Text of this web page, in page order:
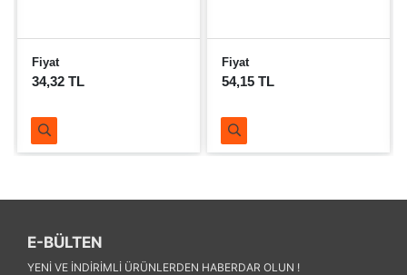
Fiyat
34,32 TL
Fiyat
54,15 TL
E-BÜLTEN
YENI VE INDIRIMLI ÜRÜNLERDEN HABERDAR OLUN !